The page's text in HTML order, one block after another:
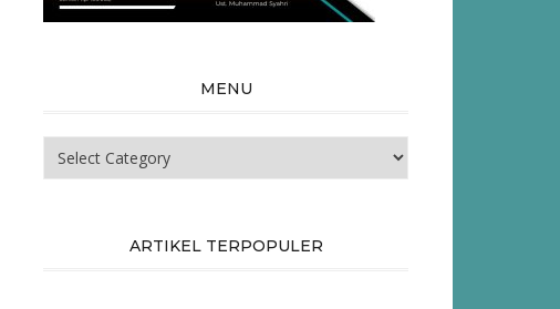
MENU
ARTIKEL TERPOPULER